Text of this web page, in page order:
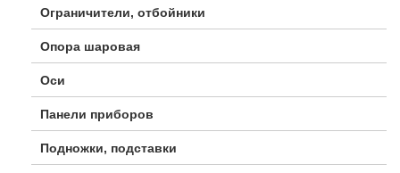
Ограничители, отбойники
Опора шаровая
Оси
Панели приборов
Подножки, подставки